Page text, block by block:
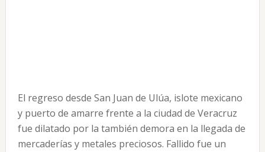
El regreso desde San Juan de Ulúa, islote mexicano
y puerto de amarre frente a la ciudad de Veracruz
fue dilatado por la también demora en la llegada de
mercaderías y metales preciosos. Fallido fue un